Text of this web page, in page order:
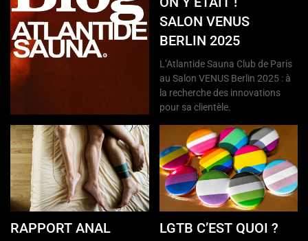
SALON VENUS
BERLIN 2025
L’Atlantide Sauna Club de Paris
au Salon VENUS Berlin 2025 : à
la recherche des innovations
pour sa clientèle.
RAPPORT ANAL LGTB C’EST QUOI ?